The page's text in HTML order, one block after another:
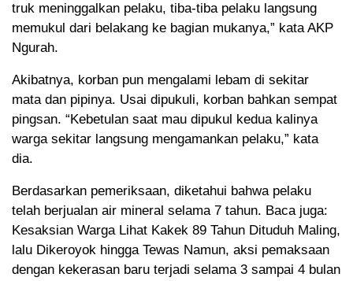
truk meninggalkan pelaku, tiba-tiba pelaku langsung
memukul dari belakang ke bagian mukanya,” kata AKP
Ngurah.
Akibatnya, korban pun mengalami lebam di sekitar
mata dan pipinya. Usai dipukuli, korban bahkan sempat
pingsan. “Kebetulan saat mau dipukul kedua kalinya
warga sekitar langsung mengamankan pelaku,” kata
dia.
Berdasarkan pemeriksaan, diketahui bahwa pelaku
telah berjualan air mineral selama 7 tahun. Baca juga:
Kesaksian Warga Lihat Kakek 89 Tahun Dituduh Maling,
lalu Dikeroyok hingga Tewas Namun, aksi pemaksaan
dengan kekerasan baru terjadi selama 3 sampai 4 bulan